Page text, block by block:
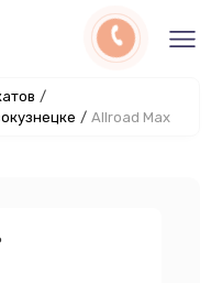
/
/ Allroad Max